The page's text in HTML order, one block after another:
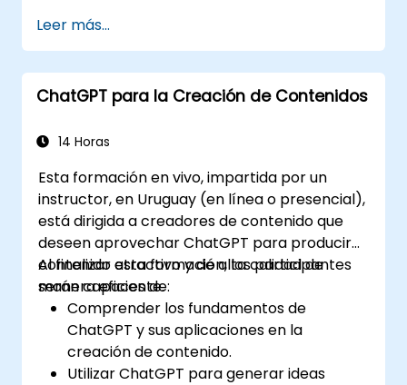
proporcionar asesoramiento financiero
personalizado.
Automatizar tareas bancarias rutinarias
mediante el uso de ChatGPT.
cumplimiento normativo y la gestión de
Leer más...
ChatGPT para la Creación de Contenidos
14 Horas
Esta formación en vivo, impartida por un
instructor, en Uruguay (en línea o presencial),
está dirigida a creadores de contenido que
deseen aprovechar ChatGPT para producir
contenido atractivo y de alta calidad de
manera eficiente.
Al finalizar esta formación, los participantes
serán capaces de:
Comprender los fundamentos de
ChatGPT y sus aplicaciones en la
creación de contenido.
Utilizar ChatGPT para generar ideas